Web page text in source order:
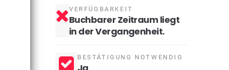
VERFÜGBARKEIT
Buchbarer Zeitraum liegt
in der Vergangenheit.
BESTÄTIGUNG NOTWENDIG